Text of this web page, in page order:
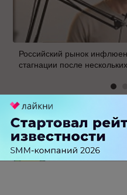
Российский рынок
стагнации после
2
Павел